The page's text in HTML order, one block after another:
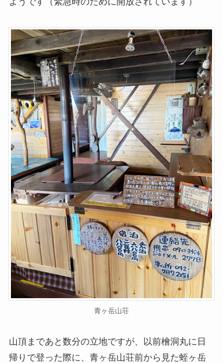
青ヶ岳山荘
山頂まであと数分の立地ですが、以前檜洞丸に日
帰りで登った際に、青ヶ岳山荘前から見た蛭ヶ岳